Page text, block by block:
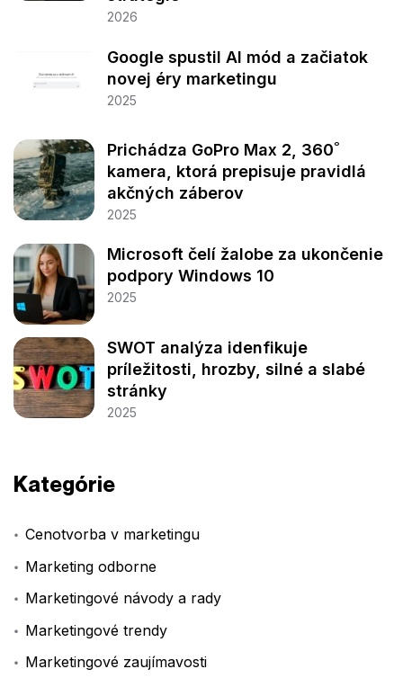
2026
Google spustil AI mód a začiatok
novej éry marketingu
2025
Prichádza GoPro Max 2, 360˚
kamera, ktorá prepisuje pravidlá
akčných záberov
2025
Microsoft čelí žalobe za ukončenie
podpory Windows 10
2025
SWOT analýza idenfikuje
príležitosti, hrozby, silné a slabé
stránky
2025
Kategórie
Cenotvorba v marketingu
Marketing odborne
Marketingové návody a rady
Marketingové trendy
Marketingové zaujímavosti